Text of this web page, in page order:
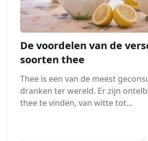
De voordelen van de
soorten thee
Thee is een van de meest
dranken ter wereld. Er zijn
thee te vinden, van witte tot...